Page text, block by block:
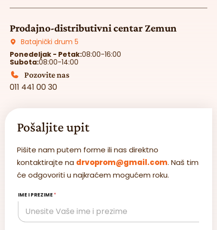
Prodajno-distributivni centar Zemun
Batajnički drum 5
Ponedeljak - Petak:08:00-16:00
Subota:08:00-14:00
Pozovite nas
011 441 00 30
Pošaljite upit
Pišite nam putem forme ili nas direktno
kontaktirajte na drvoprom@gmail.com. Naš tim
će odgovoriti u najkraćem mogućem roku.
IME I PREZIME*